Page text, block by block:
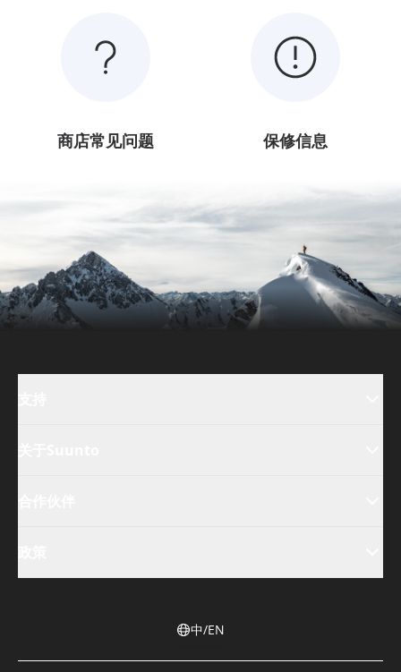
商店常见问题 保修信息
中/EN